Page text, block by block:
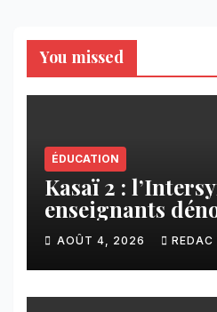
You missed
ÉDUCATION
Kasaï 2 :
enseignants
contribution
imposée aux
CNCA
AOÛT 4, 2026 REDAC